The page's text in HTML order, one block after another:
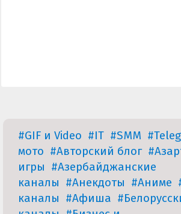
#GIF и Video #IT #SMM
мото #Авторский блог
игры #Азербайджанские
каналы #Анекдоты #Аниме
каналы #Афиша